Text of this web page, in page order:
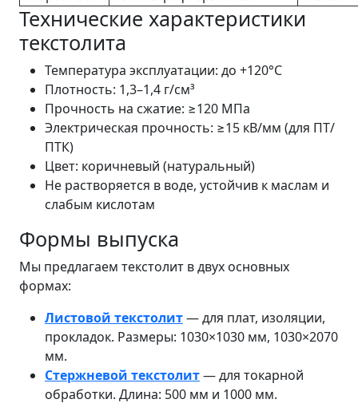
Технические характеристики
текстолита
Температура эксплуатации: до +120°C
Плотность: 1,3–1,4 г/см³
Прочность на сжатие: ≥120 МПа
Электрическая прочность: ≥15 кВ/мм (для ПТ/
ПТК)
Цвет: коричневый (натуральный)
Не растворяется в воде, устойчив к маслам и
слабым кислотам
Формы выпуска
Мы предлагаем текстолит в двух основных
формах:
Листовой текстолит— для плат, изоляции,
прокладок. Размеры: 1030×1030 мм, 1030×2070
мм.
Стержневой текстолит— для токарной
обработки. Длина: 500 мм и 1000 мм.